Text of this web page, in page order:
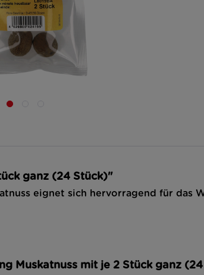
ganz (24 Stück)"
eignet sich hervorragend für das
Muskatnuss mit je 2 Stück ganz